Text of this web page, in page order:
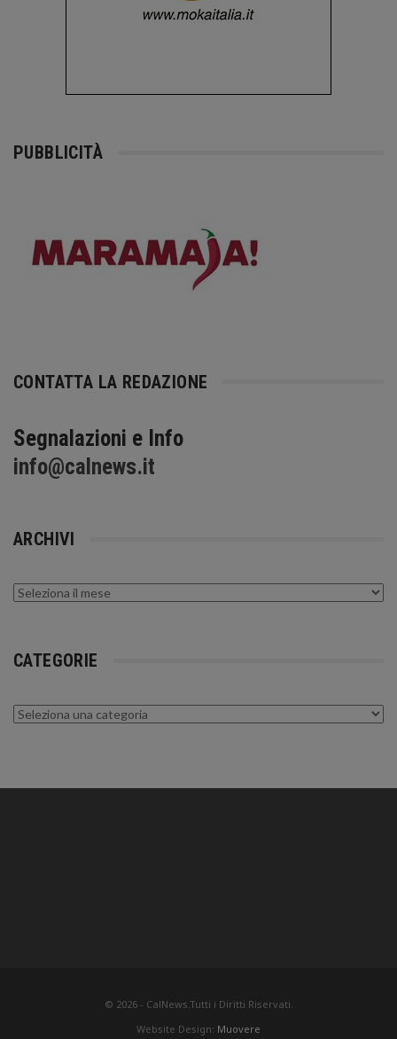
PUBBLICITÀ
CONTATTA LA REDAZIONE
Segnalazioni e Info
info@calnews.it
ARCHIVI
Archivi
CATEGORIE
Categorie
© 2026 - CalNews.Tutti i Diritti Riservati.
Website Design: Muovere